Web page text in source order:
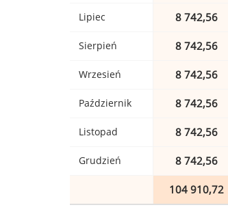
Lipiec 8 742,56
Sierpień 8 742,56
Wrzesień 8 742,56
Październik 8 742,56
Listopad 8 742,56
Grudzień 8 742,56
104 910,72